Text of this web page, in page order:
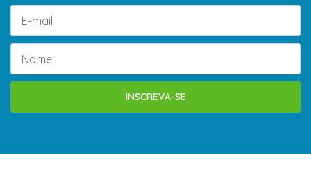
INSCREVA-SE